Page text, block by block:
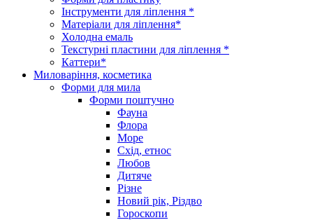
Інструменти для ліплення *
Матеріали для ліплення*
Холодна емаль
Текстурні пластини для ліплення *
Каттери*
Миловаріння, косметика
Форми для мила
Форми поштучно
Фауна
Флора
Море
Схід, етнос
Любов
Дитяче
Різне
Новий рік, Різдво
Гороскопи